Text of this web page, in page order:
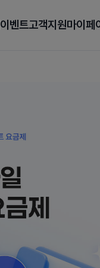
이벤트고객지원마이페